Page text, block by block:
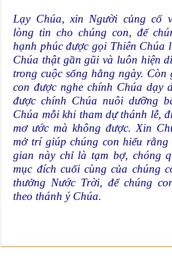
Lạy Chúa, xin Người củng cố
lòng tin cho chúng con, để
hạnh phúc được gọi Thiên Chúa
Chúa thật gần gũi và luôn hiện
trong cuộc sống hằng ngày.
con được nghe chính Chúa dạy
được chính Chúa nuôi dưỡng
Chúa mỗi khi tham dự thánh lễ,
mơ ước mà không được. Xin
mở trí giúp chúng con hiểu rằng
gian này chỉ là tạm bợ, chóng
mục đích cuối cùng của chúng
thưởng Nước Trời, để chúng
theo thánh ý Chúa.